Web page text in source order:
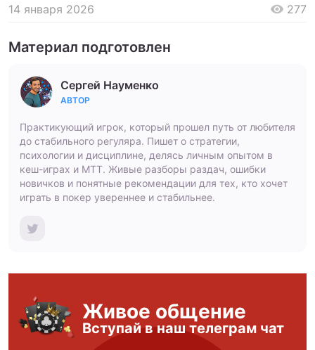
14 января 2026 277
Материал подготовлен
Сергей Науменко
АВТОР
Практикующий игрок, который прошел путь от любителя
до стабильного регуляра. Пишет о стратегии,
психологии и дисциплине, делясь личным опытом в
кеш-играх и МТТ. Живые разборы раздач, ошибки
новичков и понятные рекомендации для тех, кто хочет
играть в покер увереннее и стабильнее.
Живое общение
Вступай в наш телеграм чат